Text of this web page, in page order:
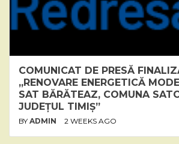
COMUNICAT DE PRESĂ
„RENOVARE ENERGETICĂ
SAT BĂRĂTEAZ, COMUNA
JUDEȚUL TIMIȘ”
BY ADMIN 2 WEEKS AGO